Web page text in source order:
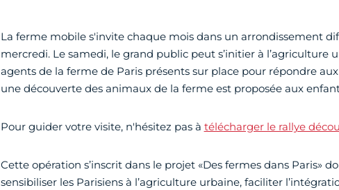
La ferme mobile s'invite chaque mois dans un arrondissement
mercredi. Le samedi, le grand public peut s’initier à l’agriculture
agents de la ferme de Paris présents sur place pour répondre
une découverte des animaux de la ferme est proposée aux
Pour guider votre visite, n'hésitez pas à télécharger le rallye
Cette opération s’inscrit dans le projet «Des fermes dans Paris»
sensibiliser les Parisiens à l’agriculture urbaine, faciliter